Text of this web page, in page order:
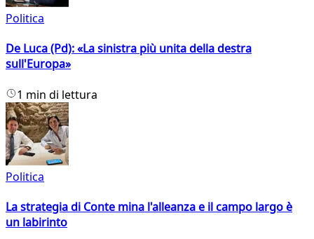
Politica
De Luca (Pd): «La sinistra più unita della destra
sull'Europa»
1 min di lettura
Politica
La strategia di Conte mina l'alleanza e il campo largo è
un labirinto